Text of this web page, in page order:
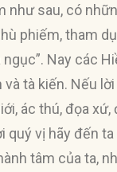
sau, có
phiếm, tham
Nay các
tà kiến. Nếu
ác thú, đọa
quý vị hãy đến
tâm của ta,